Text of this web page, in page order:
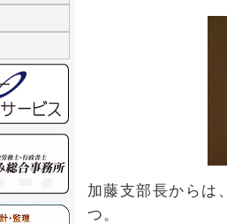
加藤支部長からは
つ。